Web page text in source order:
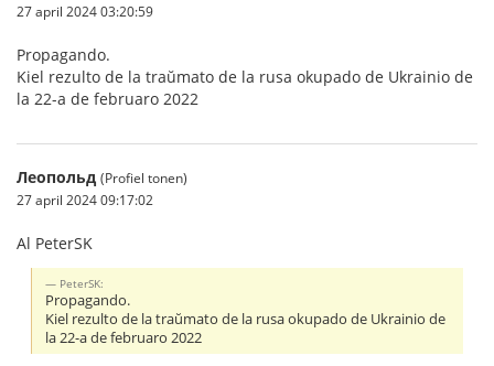
27 april 2024 03:20:59
Propagando.
Kiel rezulto de la traŭmato de la rusa okupado de Ukrainio de
la 22-a de februaro 2022
Леопольд (Profiel tonen)
27 april 2024 09:17:02
Al PeterSK
PeterSK:
Propagando.
Kiel rezulto de la traŭmato de la rusa okupado de Ukrainio de
la 22-a de februaro 2022